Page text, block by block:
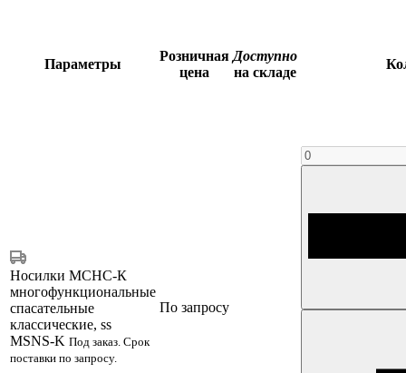
Параметры
Розничная
цена
Доступно
на складе
Носилки МСНС-К
многофункциональные
спасательные
классические, ss
MSNS-K Под заказ. Срок
поставки по запросу.
По запросу